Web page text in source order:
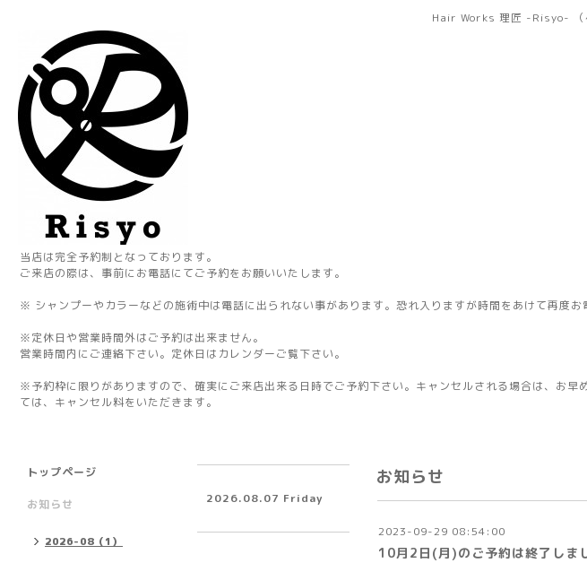
Hair Works 理匠 -Risyo- （
当店は完全予約制となっております。
ご来店の際は、事前にお電話にてご予約をお願いいたします。
※ シャンプーやカラーなどの施術中は電話に出られない事があります。恐れ入りますが時間をあけて再度お
※定休日や営業時間外はご予約は出来ません。
営業時間内にご連絡下さい。定休日はカレンダーご覧下さい。
※予約枠に限りがありますので、確実にご来店出来る日時でご予約下さい。キャンセルされる場合は、お早
ては、キャンセル料をいただきます。
お知らせ
2023-09-29 08:54:00
10月2日(月)のご予約は終了しま
トップページ
お知らせ
2026-08（1）
2026.08.07 Friday